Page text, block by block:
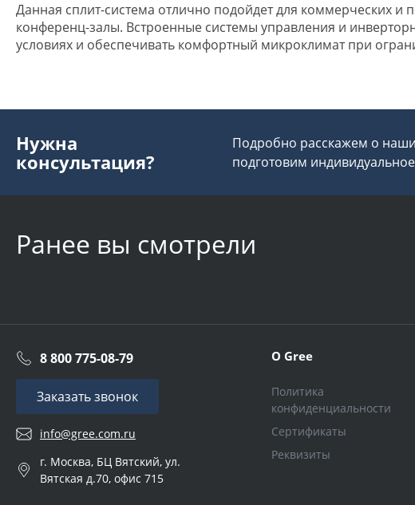
Данная сплит-система отлично подойдет для коммерческих
конференц-залы. Встроенные системы управления и
условиях и обеспечивать комфортный микроклимат при
Нужна
консультация?
Подробно расскажем о
подготовим
Ранее вы смотрели
8 800 775-08-79
Заказать звонок
info@gree.com.ru
г. Москва, БЦ Вятский, ул.
Вятская д.70, офис 715
О Gree
Политика
конфиденциальности
Сертификаты
Реквизиты